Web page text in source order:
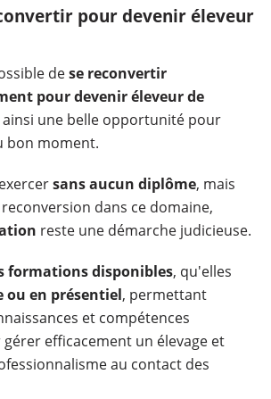
pour devenir éleveur
dese reconvertir
pour devenir éleveur de
une belle opportunité pour
bon moment.
sans aucun diplôme, mais
dans ce domaine,
reste une démarche judicieuse.
formations disponibles, qu'elles
ou en présentiel, permettant
et compétences
efficacement un élevage et
au contact des